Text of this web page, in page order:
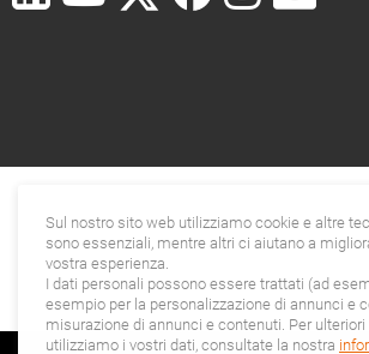
Sul nostro sito web utilizziamo cookie e altre
sono essenziali, mentre altri ci aiutano a
vostra esperienza.
I dati personali possono essere trattati (ad
esempio per la personalizzazione di annunci e
misurazione di annunci e contenuti. Per
utilizziamo i vostri dati, consultate la nostra